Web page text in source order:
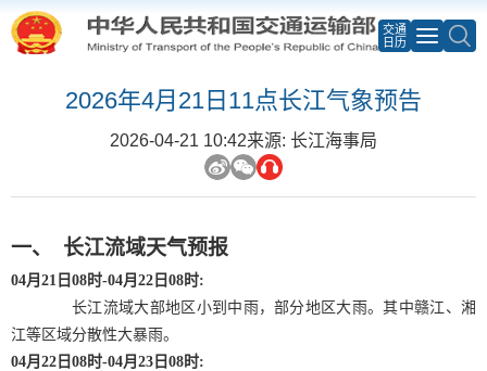
交通
日历
2026年4月21日11点长江气象预告
2026-04-21 10:42来源: 长江海事局
一、 长江流域天气预报
04月 21 日 08时-04月 22 日 08时:
长江流域大部地区小到中雨，部分地区大雨。其中赣江、湘
江等区域分散性大暴雨。
04月 22 日 08时-04月 23 日 08时: